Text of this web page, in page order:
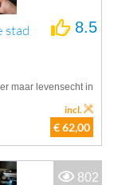
stad 8.5
maar levensecht in
€ 62,00
incl.
802